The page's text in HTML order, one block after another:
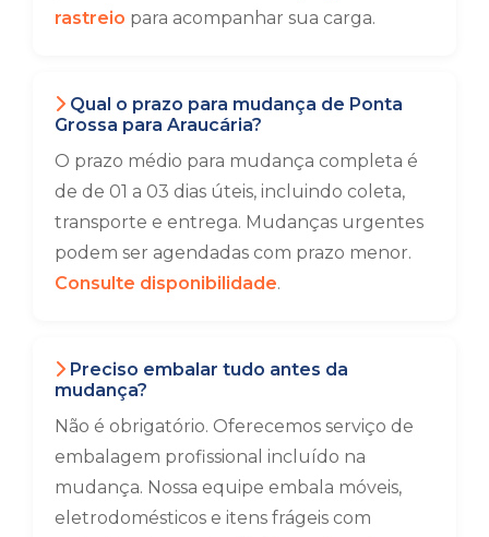
rastreio para acompanhar sua carga.
Qual o prazo para mudança de Ponta
Grossa para Araucária?
O prazo médio para mudança completa é
de de 01 a 03 dias úteis, incluindo coleta,
transporte e entrega. Mudanças urgentes
podem ser agendadas com prazo menor.
Consulte disponibilidade.
Preciso embalar tudo antes da
mudança?
Não é obrigatório. Oferecemos serviço de
embalagem profissional incluído na
mudança. Nossa equipe embala móveis,
eletrodomésticos e itens frágeis com